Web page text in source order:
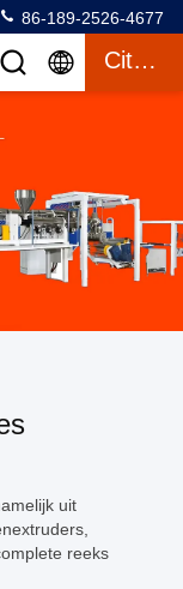
86-189-2526-4677
Citaat
uit
reeks